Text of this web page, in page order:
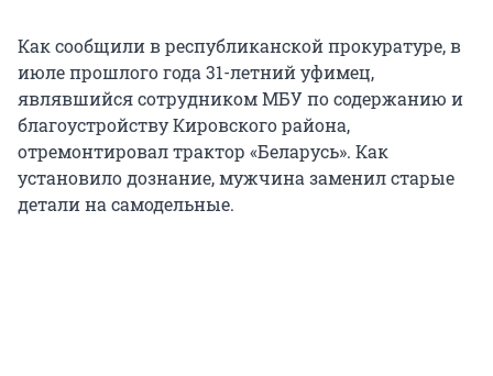
Как сообщили в республиканской прокуратуре, в
июле прошлого года 31-летний уфимец,
являвшийся сотрудником МБУ по содержанию и
благоустройству Кировского района,
отремонтировал трактор «Беларусь». Как
установило дознание, мужчина заменил старые
детали на самодельные.